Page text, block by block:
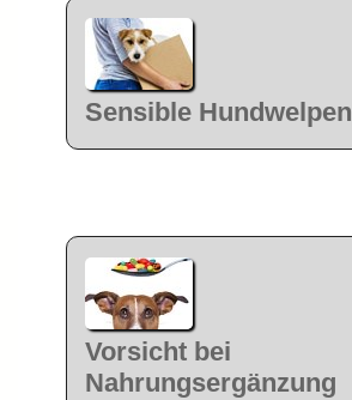
Sensible Hundwelpen
Vorsicht bei
Nahrungsergänzung